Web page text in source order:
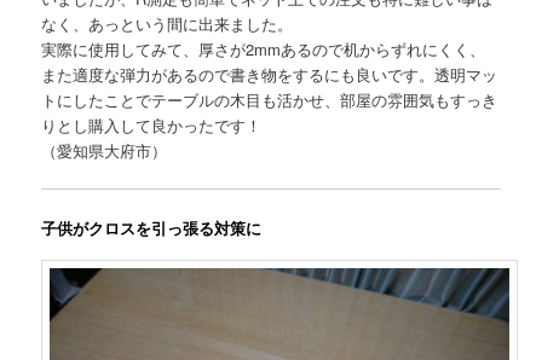
なく、あっという間に出来ました。
実際に使用してみて、厚さが2mmあるので机からずれにくく、
また適度な弾力があるので書き物をするにも良いです。透明マッ
トにしたことでテーブルの木目も活かせ、部屋の雰囲気もすっき
りとし購入して良かったです！
（愛知県大府市）
子供がクロスを引っ張る対策に